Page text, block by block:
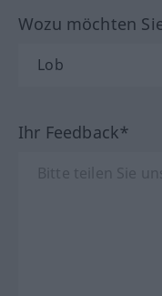
Wozu möchten
Ihr Feedback*